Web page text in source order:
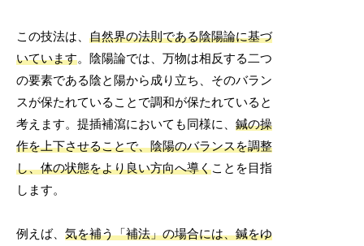
この技法は、自然界の法則である陰陽論に基づ
いています。陰陽論では、万物は相反する二つ
の要素である陰と陽から成り立ち、そのバラン
スが保たれていることで調和が保たれていると
考えます。提插補瀉においても同様に、鍼の操
作を上下させることで、陰陽のバランスを調整
し、体の状態をより良い方向へ導くことを目指
します。
例えば、気を補う「補法」の場合には、鍼をゆ